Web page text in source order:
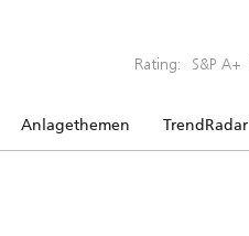
Rating: S&P A+
Anlagethemen TrendRadar